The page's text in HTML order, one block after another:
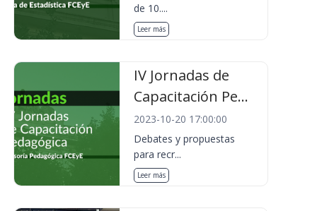
de 10....
Leer más
IV Jornadas de
Capacitación Pe...
2023-10-20 17:00:00
Debates y propuestas
para recr...
Leer más